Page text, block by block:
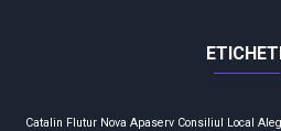
Catalin Flutur Nova Apaserv Consiliul Local